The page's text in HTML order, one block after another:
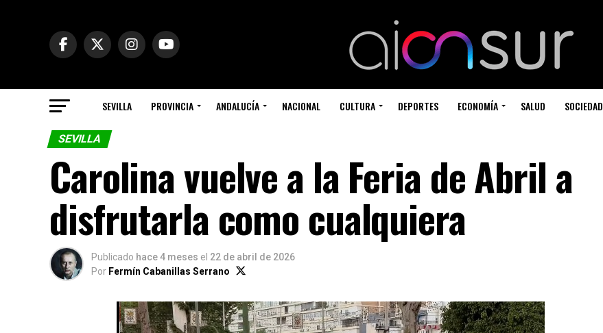
SEVILLA PROVINCIA ANDALUCÍA NACIONAL CULTURA DEPORTES ECONOMÍA SALUD SOCIEDAD
SEVILLA
Carolina vuelve a la Feria de Abril a
disfrutarla como cualquiera
Publicado hace 4 meses el 22 de abril de 2026
Por Fermín Cabanillas Serrano